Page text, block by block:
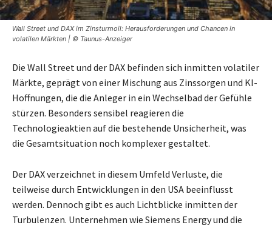
Wall Street und DAX im Zinsturmoil: Herausforderungen und Chancen in
volatilen Märkten | © Taunus-Anzeiger
Die Wall Street und der DAX befinden sich inmitten volatiler
Märkte, geprägt von einer Mischung aus Zinssorgen und KI-
Hoffnungen, die die Anleger in ein Wechselbad der Gefühle
stürzen. Besonders sensibel reagieren die
Technologieaktien auf die bestehende Unsicherheit, was
die Gesamtsituation noch komplexer gestaltet.
Der DAX verzeichnet in diesem Umfeld Verluste, die
teilweise durch Entwicklungen in den USA beeinflusst
werden. Dennoch gibt es auch Lichtblicke inmitten der
Turbulenzen. Unternehmen wie Siemens Energy und die